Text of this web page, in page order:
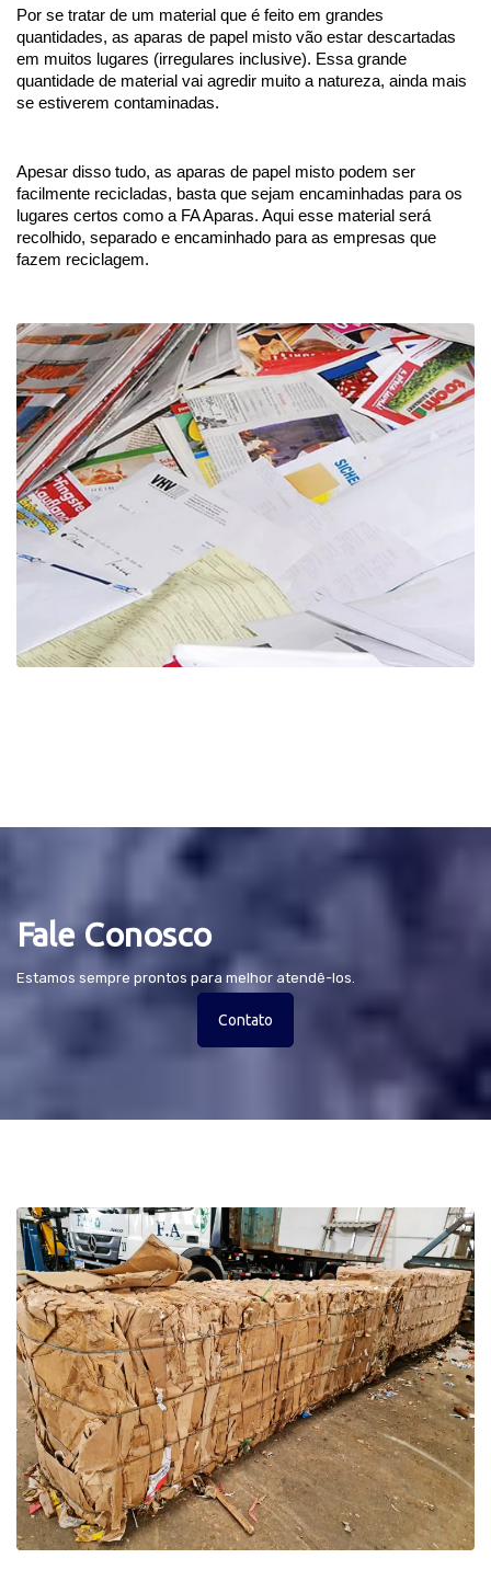
Por se tratar de um material que é feito em grandes
quantidades, as aparas de papel misto vão estar descartadas
em muitos lugares (irregulares inclusive). Essa grande
quantidade de material vai agredir muito a natureza, ainda mais
se estiverem contaminadas.
Apesar disso tudo, as aparas de papel misto podem ser
facilmente recicladas, basta que sejam encaminhadas para os
lugares certos como a FA Aparas. Aqui esse material será
recolhido, separado e encaminhado para as empresas que
fazem reciclagem.
Fale Conosco
Estamos sempre prontos para melhor atendê-los.
Contato